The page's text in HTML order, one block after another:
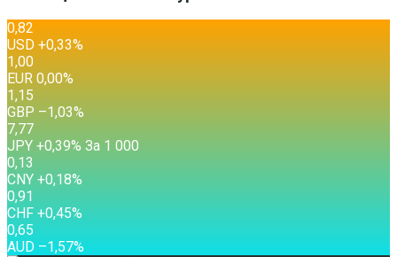
0,82
USD +0,33%
1,00
EUR 0,00%
1,15
GBP –1,03%
7,77
JPY +0,39% За 1 000
0,13
CNY +0,18%
0,91
CHF +0,45%
0,65
AUD –1,57%